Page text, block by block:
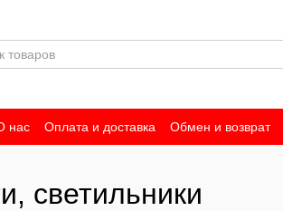
нас Оплата и доставка Обмен и возврат
светильники